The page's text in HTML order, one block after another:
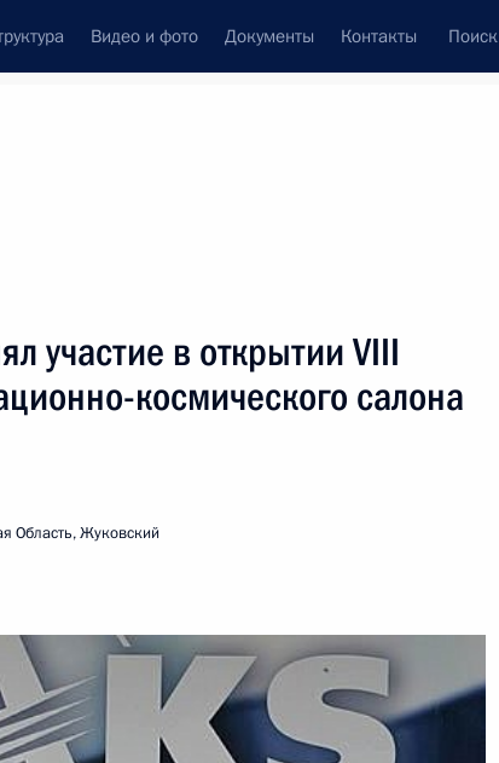
Видео и фото Документы Контакты Поиск
и ветеранов угольной
с постоянными членами
участие в открытии VIII
космического салона
Область, Жуковский